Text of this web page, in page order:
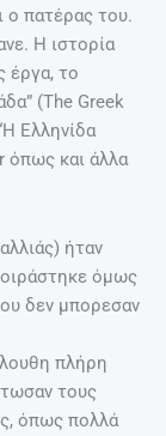
ο πατέρας του.
Η ιστορία
έργα, το
(The Greek
Ελληνίδα
όπως και άλλα
ήταν
όμως
δεν μπορεσαν
πλήρη
τους
όπως πολλά